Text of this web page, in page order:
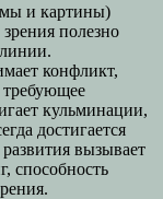
и картины)
полезно
конфликт,
кульминации,
достигается
вызывает
способность